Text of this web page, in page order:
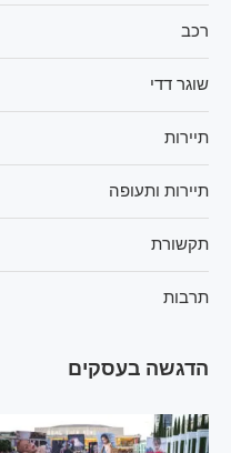
רכב
שוגר דדי
תיירות
תיירות ותעופה
תקשורת
תרבות
הדגשה בעסקים